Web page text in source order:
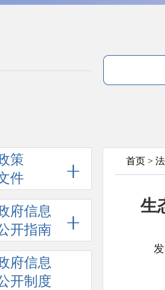
策
件
府信息
开指南
府信息
开制度
首页 >
生